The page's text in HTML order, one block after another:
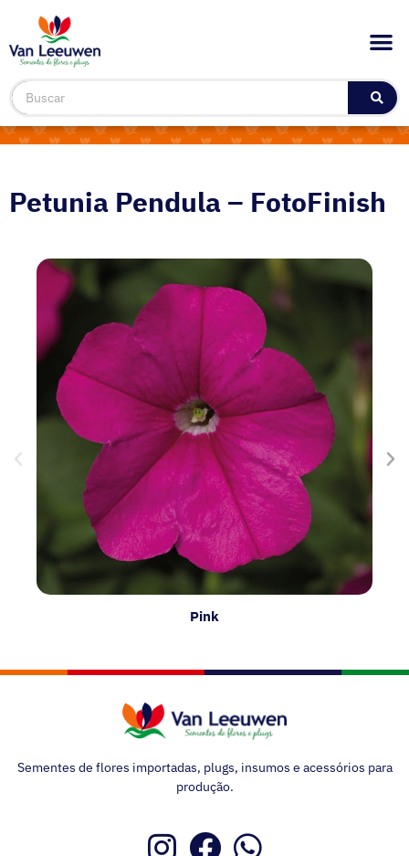
Petunia Pendula – FotoFinish
Pink
Sementes de flores importadas, plugs, insumos e acessórios para
produção.